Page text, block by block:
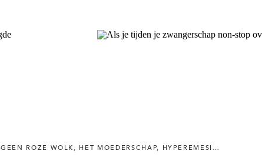
GEEN ROZE WOLK , HET MOEDERSCHAP, HYPEREMESIS GRAVIDARUM